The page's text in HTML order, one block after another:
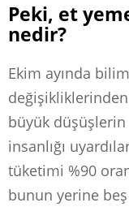
Peki, et
nedir?
Ekim ayında
büyük
insanlığı
tüketimi %90
bunun yerine